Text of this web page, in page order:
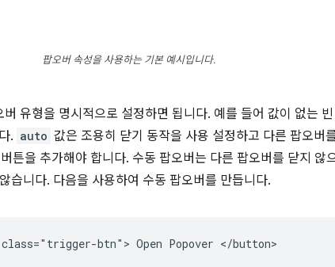
팝오버 속성을 사용하는 기본 예시입니다.
유형을 명시적으로 설정하면 됩니다. 예를 들어 값이 없는 빈
. auto 값은 조용히 닫기 동작을 사용 설정하고 다른 팝오버
튼을 추가해야 합니다. 수동 팝오버는 다른 팝오버를 닫지 않
습니다. 다음을 사용하여 수동 팝오버를 만듭니다.
btn"> Open Popover </button>